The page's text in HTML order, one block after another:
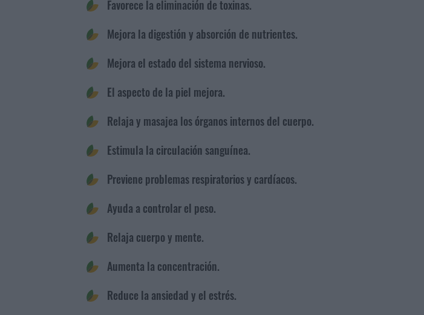
Favorece la eliminación de toxinas.
Mejora la digestión y absorción de nutrientes.
Mejora el estado del sistema nervioso.
El aspecto de la piel mejora.
Relaja y masajea los órganos internos del cuerpo.
Estimula la circulación sanguínea.
Previene problemas respiratorios y cardíacos.
Ayuda a controlar el peso.
Relaja cuerpo y mente.
Aumenta la concentración.
Reduce la ansiedad y el estrés.